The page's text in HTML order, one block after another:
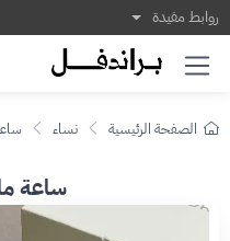
روابط مفيدة
الصفحة الرئيسية نساء
ساعة